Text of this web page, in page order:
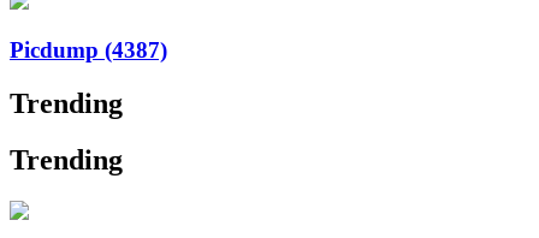
Picdump (4387)
Trending
Trending